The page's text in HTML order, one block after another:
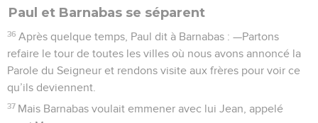
Paul et Barnabas se séparent
36 Après quelque temps, Paul dit à Barnabas : —Partons
refaire le tour de toutes les villes où nous avons annoncé la
Parole du Seigneur et rendons visite aux frères pour voir ce
qu’ils deviennent.
37 Mais Barnabas voulait emmener avec lui Jean, appelé